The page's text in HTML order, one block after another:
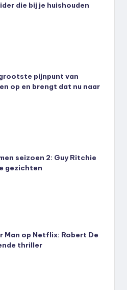
die bij je huishouden
pijnpunt van
op en brengt dat nu naar
seizoen 2: Guy Ritchie
gezichten
Man op Netflix: Robert De
thriller